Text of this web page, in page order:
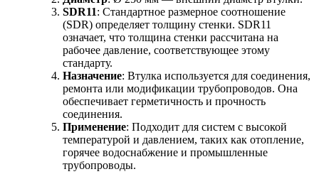
SDR11: Стандартное размерное соотношение
(SDR) определяет толщину стенки. SDR11
означает, что толщина стенки рассчитана на
рабочее давление, соответствующее этому
стандарту.
Назначение: Втулка используется для соединения,
ремонта или модификации трубопроводов. Она
обеспечивает герметичность и прочность
соединения.
Применение: Подходит для систем с высокой
температурой и давлением, таких как отопление,
горячее водоснабжение и промышленные
трубопроводы.